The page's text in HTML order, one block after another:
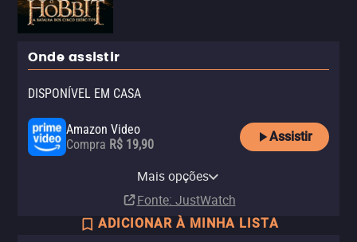
Onde assistir
DISPONÍVEL EM CASA
Amazon Video
Compra R$ 19,90
Assistir
R$ 11,90
Mais opções
Fonte: JustWatch
ADICIONAR À MINHA LISTA